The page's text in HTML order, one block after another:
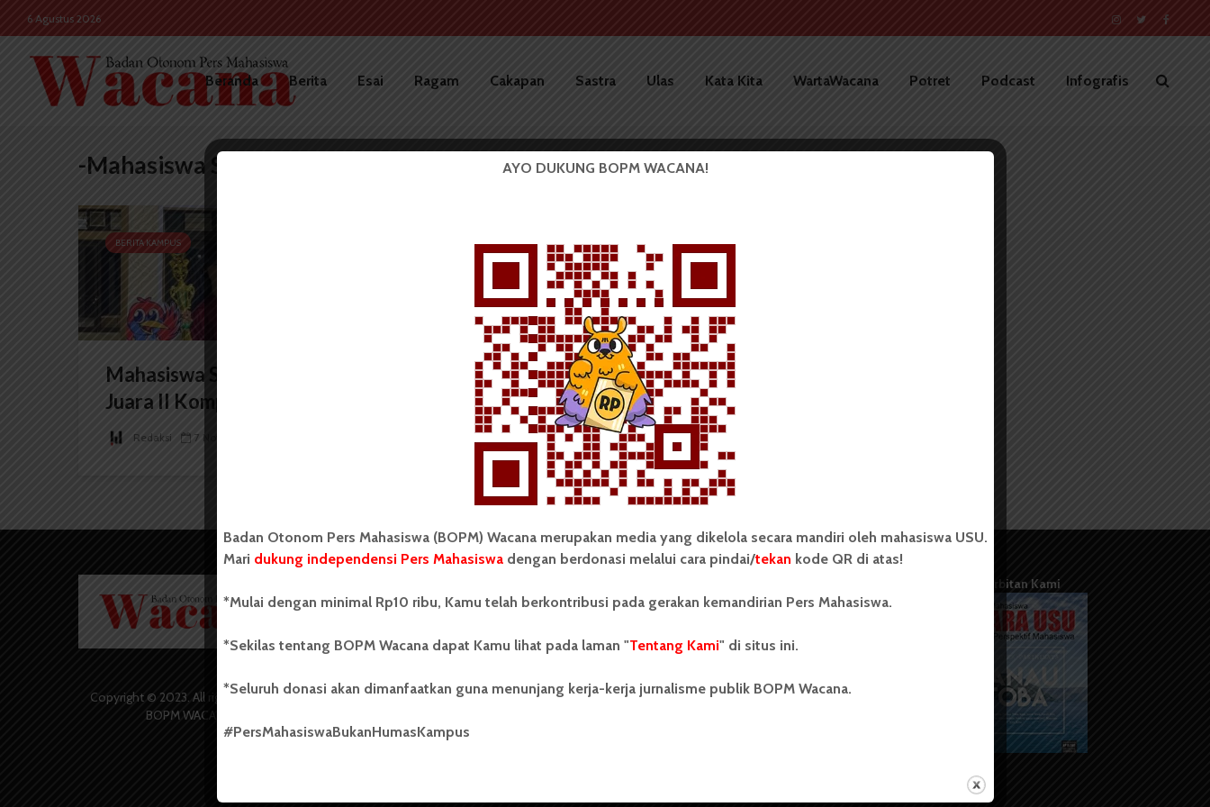
6 Agustus 2026
Beranda Berita Esai Ragam Cakapan Sastra Ulas Kata Kita WartaWacana Potret Podcast Infografis
-Mahasiswa Sastra Inggris
BERITA KAMPUS
Mahasiswa Sastra Inggris USU
Juara II Kompetisi Esai di...
Redaksi 7 November 2025
BERITA KAMPUS
IMSI USU Adakan Lomba
Tingkat Nasional, Sambut...
Redaksi 29 Oktober 2025 2 menit waktu baca
Copyright © 2023. All rights reserved
BOPM WACANA.
Wacana merupakan pers mahasiswa
secara mandiri oleh mahasiswa
Universitas Sumatera Utara (USU).
salah satu Unit Kegiatan Mahasiswa
dengan nama Pers Mahasiswa SUARA
USU yang berdiri pada 1 Juli 1995.
Info Iklan
Pedoman Media Siber
Terbitan Kami
AYO DUKUNG BOPM WACANA!
Badan Otonom Pers Mahasiswa (BOPM) Wacana merupakan media yang dikelola secara mandiri oleh mahasiswa USU.
Mari dukung independensi Pers Mahasiswadengan berdonasi melalui cara pindai/tekan kode QR di atas!
*Mulai dengan minimal Rp10 ribu, Kamu telah berkontribusi pada gerakan kemandirian Pers Mahasiswa.
*Sekilas tentang BOPM Wacana dapat Kamu lihat pada laman "Tentang Kami" di situs ini.
*Seluruh donasi akan dimanfaatkan guna menunjang kerja-kerja jurnalisme publik BOPM Wacana.
#PersMahasiswaBukanHumasKampus